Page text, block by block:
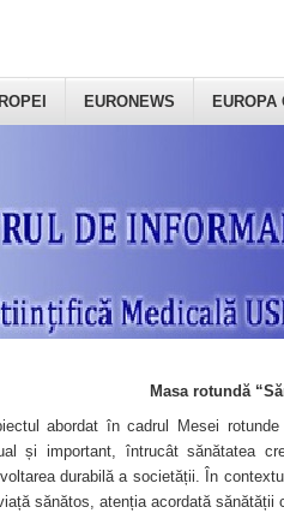
EURONEWS EUROPA
Masa rotundă
abordat în cadrul Mesei
și important, întrucât sănătatea
durabilă a societății. În
sănătos, atenția acordată sănătății